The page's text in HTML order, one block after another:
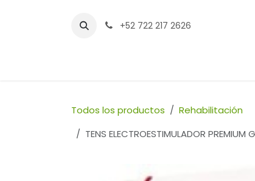
+52 722 217 2626
Todos los productos
Rehabilitación
TENS ELECTROESTIMULADOR